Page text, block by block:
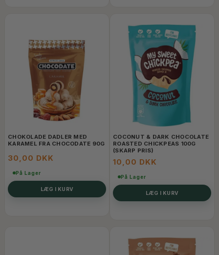
CHOKOLADE DADLER MED
KARAMEL FRA CHOCODATE 90G
30,00 DKK
På Lager
LÆG I KURV
COCONUT & DARK CHOCOLATE
ROASTED CHICKPEAS 100G
(SKARP PRIS)
10,00 DKK
På Lager
LÆG I KURV